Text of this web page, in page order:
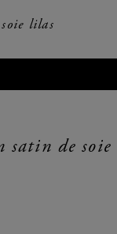
lilas
de soie